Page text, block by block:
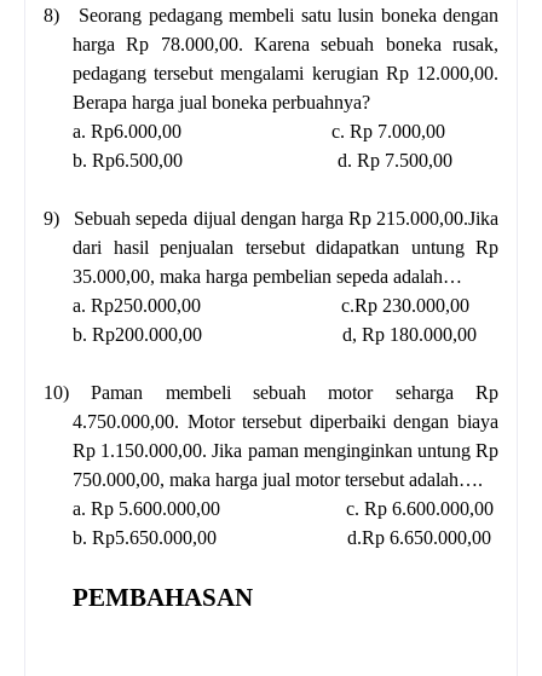
8)
Seorang pedagang membeli satu lusin boneka dengan
harga Rp 78.000,00. Karena sebuah boneka rusak,
pedagang tersebut mengalami kerugian Rp 12.000,00.
Berapa harga jual boneka perbuahnya?
a. Rp6.000,00 c. Rp 7.000,00
b. Rp6.500,00 d. Rp 7.500,00
9)
Sebuah sepeda dijual dengan harga Rp 215.000,00.Jika
dari hasil penjualan tersebut didapatkan untung Rp
35.000,00, maka harga pembelian sepeda adalah…
a. Rp250.000,00 c.Rp 230.000,00
b. Rp200.000,00 d, Rp 180.000,00
10)
Paman membeli sebuah motor seharga Rp
4.750.000,00. Motor tersebut diperbaiki dengan biaya
Rp 1.150.000,00. Jika paman menginginkan untung Rp
750.000,00, maka harga jual motor tersebut adalah….
a. Rp 5.600.000,00 c. Rp 6.600.000,00
b. Rp5.650.000,00 d.Rp 6.650.000,00
PEMBAHASAN